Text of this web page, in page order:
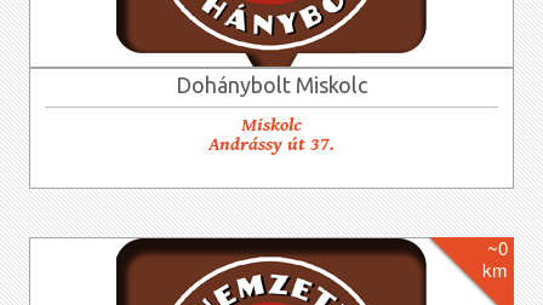
Dohánybolt Miskolc
Miskolc
Andrássy út 37.
~0
km